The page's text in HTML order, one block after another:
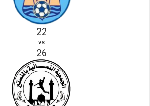
22
vs
26